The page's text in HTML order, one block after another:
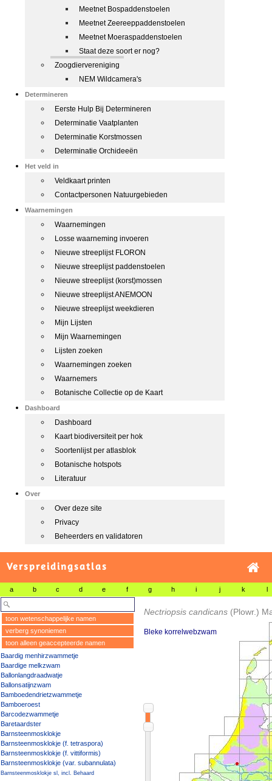
Meetnet Bospaddenstoelen
Meetnet Zeereeppaddenstoelen
Meetnet Moeraspaddenstoelen
Staat deze soort er nog?
Zoogdiervereniging
NEM Wildcamera's
Determineren
Eerste Hulp Bij Determineren
Determinatie Vaatplanten
Determinatie Korstmossen
Determinatie Orchideeën
Het veld in
Veldkaart printen
Contactpersonen Natuurgebieden
Waarnemingen
Waarnemingen
Losse waarneming invoeren
Nieuwe streeplijst FLORON
Nieuwe streeplijst paddenstoelen
Nieuwe streeplijst (korst)mossen
Nieuwe streeplijst ANEMOON
Nieuwe streeplijst weekdieren
Mijn Lijsten
Mijn Waarnemingen
Lijsten zoeken
Waarnemingen zoeken
Waarnemers
Botanische Collectie op de Kaart
Dashboard
Dashboard
Kaart biodiversiteit per hok
Soortenlijst per atlasblok
Botanische hotspots
Literatuur
Over
Over deze site
Privacy
Beheerders en validatoren
Verspreidingsatlas
a b c d e f g h i j k l
toon wetenschappelijke namen
verberg synoniemen
toon alleen geaccepteerde namen
Baardig menhirzwammetje
Baardige melkzwam
Ballonlangdraadwatje
Ballonsatijnzwam
Bamboedendrietzwammetje
Bamboeroest
Barcodezwammetje
Baretaardster
Barnsteenmosklokje
Barnsteenmosklokje (f. tetraspora)
Barnsteenmosklokje (f. vittiformis)
Barnsteenmosklokje (var. subannulata)
Barnsteenmosklokje sl, incl. Behaard
Nectriopsis candicans (Plowr.)
Bleke korrelwebzwam